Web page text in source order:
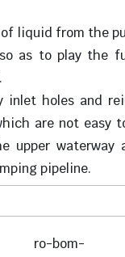
liquid from the
as to play the
inlet holes and
are not easy
upper waterway
pipeline.